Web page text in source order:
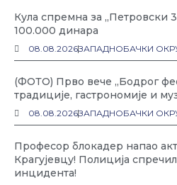
Кула спремна за „Петровски
100.000 динара
08.08.2026ЗАПАДНОБАЧКИ
(ФОТО) Прво вече „Бодрог
традиције, гастрономије и
08.08.2026ЗАПАДНОБАЧКИ
Професор блокадер напао
Крагујевцу! Полиција
инцидента!